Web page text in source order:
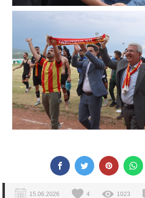
15.06.2026 4 1023